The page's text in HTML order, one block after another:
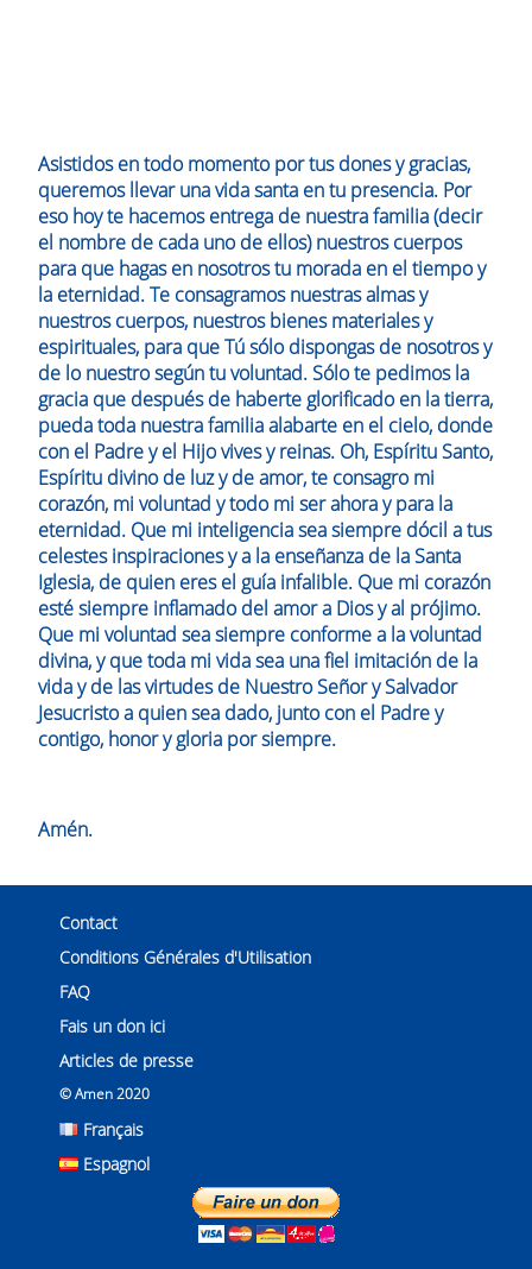
Asistidos en todo momento por tus dones y gracias,
queremos llevar una vida santa en tu presencia. Por
eso hoy te hacemos entrega de nuestra familia (decir
el nombre de cada uno de ellos) nuestros cuerpos
para que hagas en nosotros tu morada en el tiempo y
la eternidad. Te consagramos nuestras almas y
nuestros cuerpos, nuestros bienes materiales y
espirituales, para que Tú sólo dispongas de nosotros y
de lo nuestro según tu voluntad. Sólo te pedimos la
gracia que después de haberte glorificado en la tierra,
pueda toda nuestra familia alabarte en el cielo, donde
con el Padre y el Hijo vives y reinas. Oh, Espíritu Santo,
Espíritu divino de luz y de amor, te consagro mi
corazón, mi voluntad y todo mi ser ahora y para la
eternidad. Que mi inteligencia sea siempre dócil a tus
celestes inspiraciones y a la enseñanza de la Santa
Iglesia, de quien eres el guía infalible. Que mi corazón
esté siempre inflamado del amor a Dios y al prójimo.
Que mi voluntad sea siempre conforme a la voluntad
divina, y que toda mi vida sea una fiel imitación de la
vida y de las virtudes de Nuestro Señor y Salvador
Jesucristo a quien sea dado, junto con el Padre y
contigo, honor y gloria por siempre.
Amén.
Contact
Conditions Générales d'Utilisation
FAQ
Fais un don ici
Articles de presse
© Amen 2020
Français
Espagnol